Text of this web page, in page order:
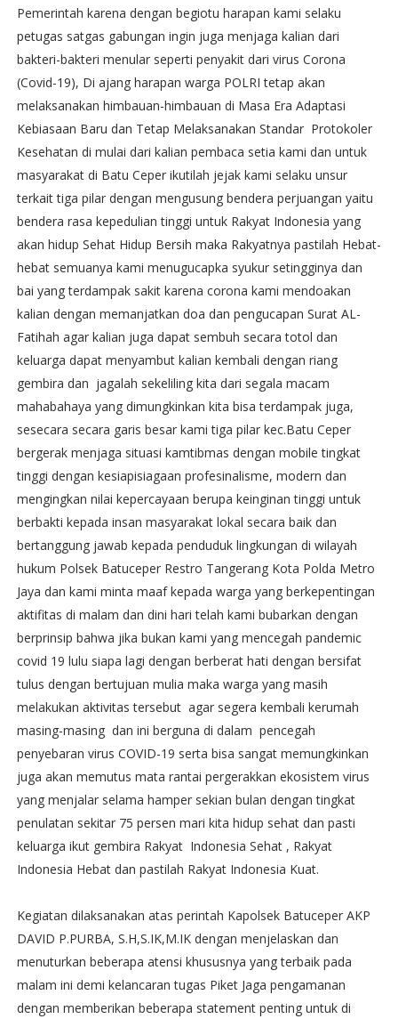
Pemerintah karena dengan begiotu harapan kami selaku
petugas satgas gabungan ingin juga menjaga kalian dari
bakteri-bakteri menular seperti penyakit dari virus Corona
(Covid-19), Di ajang harapan warga POLRI tetap akan
melaksanakan himbauan-himbauan di Masa Era Adaptasi
Kebiasaan Baru dan Tetap Melaksanakan Standar Protokoler
Kesehatan di mulai dari kalian pembaca setia kami dan untuk
masyarakat di Batu Ceper ikutilah jejak kami selaku unsur
terkait tiga pilar dengan mengusung bendera perjuangan yaitu
bendera rasa kepedulian tinggi untuk Rakyat Indonesia yang
akan hidup Sehat Hidup Bersih maka Rakyatnya pastilah Hebat-
hebat semuanya kami menugucapka syukur setingginya dan
bai yang terdampak sakit karena corona kami mendoakan
kalian dengan memanjatkan doa dan pengucapan Surat AL-
Fatihah agar kalian juga dapat sembuh secara totol dan
keluarga dapat menyambut kalian kembali dengan riang
gembira dan jagalah sekeliling kita dari segala macam
mahabahaya yang dimungkinkan kita bisa terdampak juga,
sesecara secara garis besar kami tiga pilar kec.Batu Ceper
bergerak menjaga situasi kamtibmas dengan mobile tingkat
tinggi dengan kesiapisiagaan profesinalisme, modern dan
mengingkan nilai kepercayaan berupa keinginan tinggi untuk
berbakti kepada insan masyarakat lokal secara baik dan
bertanggung jawab kepada penduduk lingkungan di wilayah
hukum Polsek Batuceper Restro Tangerang Kota Polda Metro
Jaya dan kami minta maaf kepada warga yang berkepentingan
aktifitas di malam dan dini hari telah kami bubarkan dengan
berprinsip bahwa jika bukan kami yang mencegah pandemic
covid 19 lulu siapa lagi dengan berberat hati dengan bersifat
tulus dengan bertujuan mulia maka warga yang masih
melakukan aktivitas tersebut agar segera kembali kerumah
masing-masing dan ini berguna di dalam pencegah
penyebaran virus COVID-19 serta bisa sangat memungkinkan
juga akan memutus mata rantai pergerakkan ekosistem virus
yang menjalar selama hamper sekian bulan dengan tingkat
penulatan sekitar 75 persen mari kita hidup sehat dan pasti
keluarga ikut gembira Rakyat Indonesia Sehat , Rakyat
Indonesia Hebat dan pastilah Rakyat Indonesia Kuat.
Kegiatan dilaksanakan atas perintah Kapolsek Batuceper AKP
DAVID P.PURBA, S.H,S.IK,M.IK dengan menjelaskan dan
menuturkan beberapa atensi khususnya yang terbaik pada
malam ini demi kelancaran tugas Piket Jaga pengamanan
dengan memberikan beberapa statement penting untuk di